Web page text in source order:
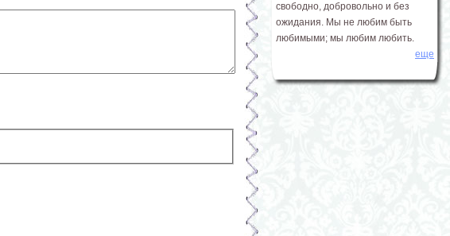
свободно, добровольно и без
ожидания. Мы не любим быть
любимыми; мы любим любить.
еще